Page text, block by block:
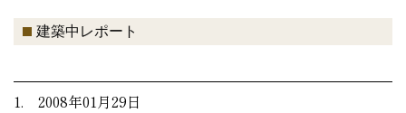
建築中レポート
1. 2008年01月29日